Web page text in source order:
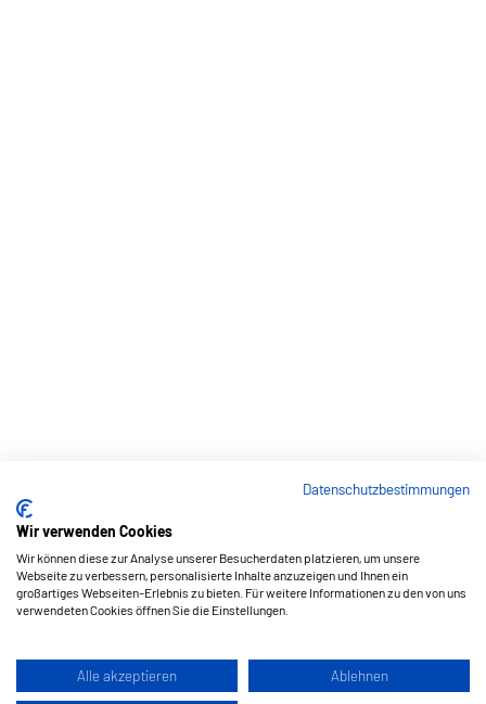
Datenschutzbestimmungen
Wir verwenden Cookies
Wir können diese zur Analyse unserer Besucherdaten platzieren, um unsere
Webseite zu verbessern, personalisierte Inhalte anzuzeigen und Ihnen ein
großartiges Webseiten-Erlebnis zu bieten. Für weitere Informationen zu den von uns
verwendeten Cookies öffnen Sie die Einstellungen.
Alle akzeptieren Ablehnen